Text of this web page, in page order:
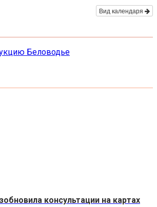
Вид календаря
консультации на картах